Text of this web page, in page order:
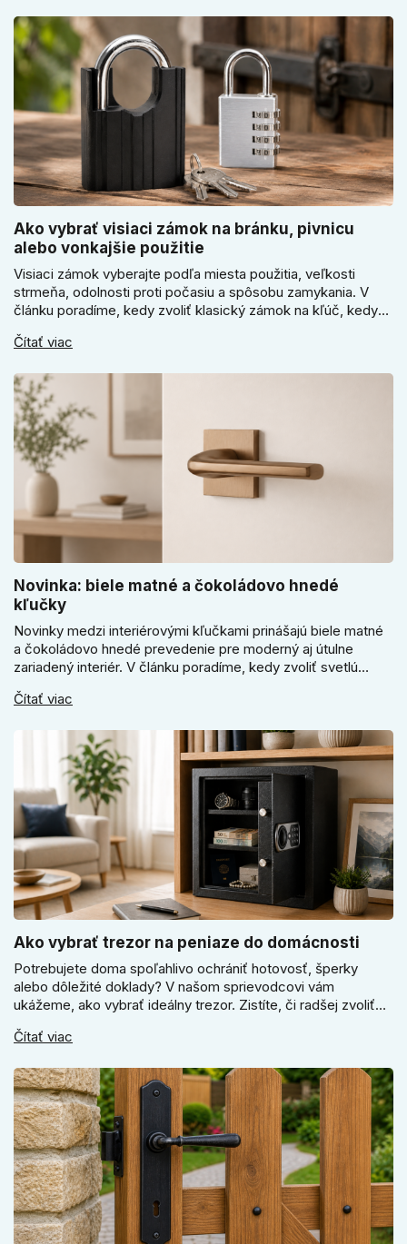
Ako vybrať visiaci zámok na bránku, pivnicu
alebo vonkajšie použitie
Visiaci zámok vyberajte podľa miesta použitia, veľkosti
strmeňa, odolnosti proti počasiu a spôsobu zamykania. V
článku poradíme, kedy zvoliť klasický zámok na kľúč, kedy
sa pri bránke, pivnici alebo záhradnom domčeku neoplatí
Čítať viac
Novinka: biele matné a čokoládovo hnedé
kľučky
Novinky medzi interiérovými kľučkami prinášajú biele matné
a čokoládovo hnedé prevedenie pre moderný aj útulne
zariadený interiér. V článku poradíme, kedy zvoliť svetlú
ako vyberať medzi okrúhlym a štvorcovým štítom. Nové
Čítať viac
Ako vybrať trezor na peniaze do domácnosti
Potrebujete doma spoľahlivo ochrániť hotovosť, šperky
alebo dôležité doklady? V našom sprievodcovi vám
ukážeme, ako vybrať ideálny trezor. Zistíte, či radšej zvoliť
kľúčové jeho správne ukotvenie.
Čítať viac